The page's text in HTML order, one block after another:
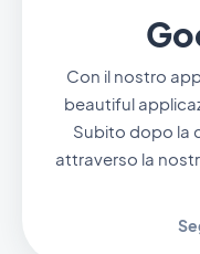
Con il nostro
beautiful
Subito dopo la
attraverso la